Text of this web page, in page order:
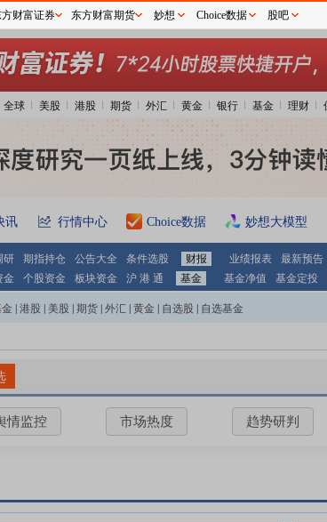
全球 美股 港股 期货 外汇 黄金 银行 基金 理财
讯 行情中心 Choice数据 妙想大模型
研 期指持仓 公告大全 条件选股 财报 业绩报表 最新预告
金 个股资金 板块资金 沪 港 通 基金 基金净值 基金定投
港股 美股 期货 外汇 黄金 自选股 自选基金
情监控 市场热度 趋势研判
财富证券 东方财富期货 妙想 Choice数据 股吧